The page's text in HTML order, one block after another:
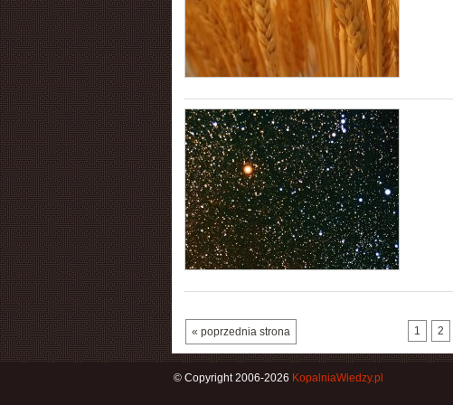
« poprzednia strona 1 2
© Copyright 2006-2026 KopalniaWiedzy.pl